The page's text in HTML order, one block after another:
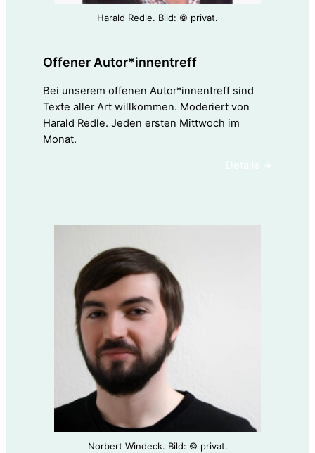
Harald Redle. Bild: © privat.
Offener Autor*innentreff
Bei unserem offenen Autor*innentreff sind
Texte aller Art willkommen. Moderiert von
Harald Redle. Jeden ersten Mittwoch im
Monat.
Norbert Windeck. Bild: © privat.